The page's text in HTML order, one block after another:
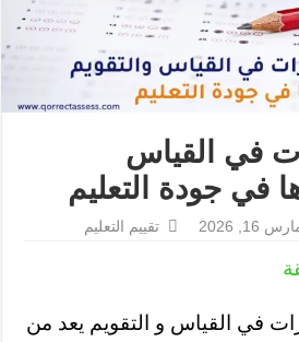
في القياس
في جودة التعليم
16, 2026 تقييم التعليم
في القياس و التقويم يعد من